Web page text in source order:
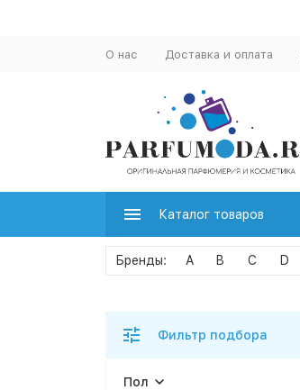
О нас Доставка и оплата
Каталог товаров
A B C D
Фильтр подбора
Пол